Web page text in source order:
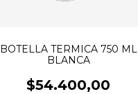
BOTELLA TERMICA 750 ML
BLANCA
$54.400,00